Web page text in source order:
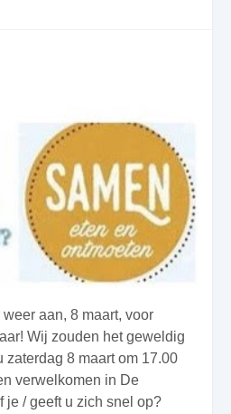
aan, 8 maart, voor
Wij zouden het geweldig
zaterdag 8 maart om 17.00
verwelkomen in De
je / geeft u zich snel op?